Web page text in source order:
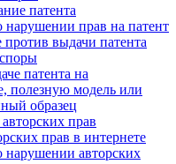
патента
нарушении прав на патент
выдачи патента
патента на
полезную модель или
образец
прав
прав в интернете
нарушении авторских